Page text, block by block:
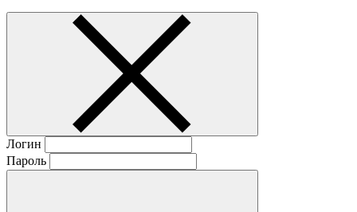
Логин
Пароль